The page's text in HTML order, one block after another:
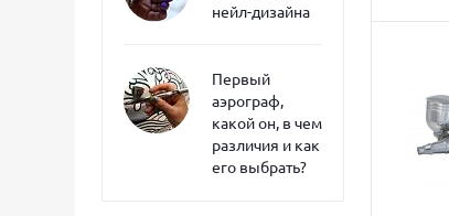
нейл-дизайна
Первый
аэрограф,
какой он, в чем
различия и как
его выбрать?